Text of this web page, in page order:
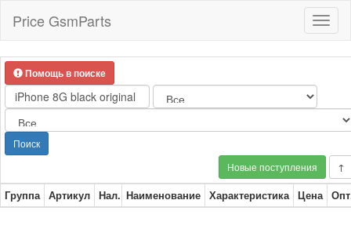
Price GsmParts
Помощь в поиске
Поиск
Новые поступления
↑
Группа Артикул Нал. Наименование Характеристика Цена